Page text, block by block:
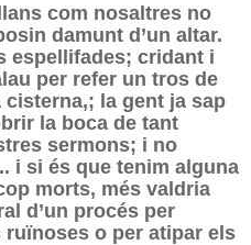
com nosaltres no
damunt d’un altar.
espellifades; cridant i
per refer un tros de
la gent ja sap
la boca de tant
sermons; i no
i si és que tenim alguna
morts, més valdria
d’un procés per
o per atipar els